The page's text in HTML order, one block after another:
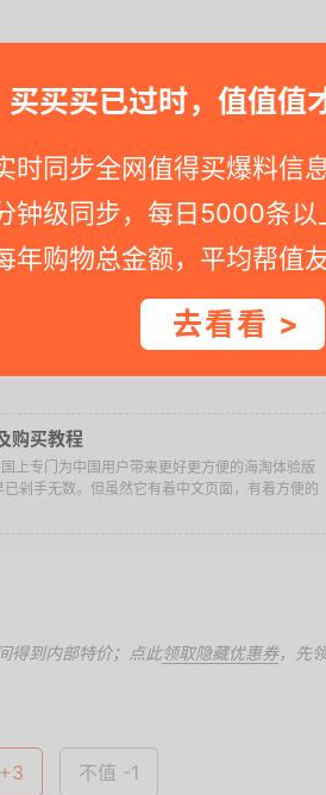
买买买已过时，值值值
时同步全网值得买爆料信
钟级同步，每日5000条以
年购物总金额，平均帮值
去看看 >
，可享受海外购购物满200元免运费
外购·英国、海外购·日本及香港/保
外购相关文章阅读
购Prime会员免邮小技巧？
中亚Prime会员，享更多实惠！
！
马逊也强势登陆亚马逊海外购了，带你轻松淘遍美
购买教程
上专门为中国用户带来更好更方便的海淘体验版
剁手无数。但虽然它有着中文页面，有着方便的
得到内部特价；点此领取隐藏优惠券，先
不值 -1